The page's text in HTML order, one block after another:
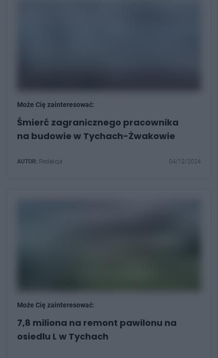
Może Cię zainteresować:
Śmierć zagranicznego pracownika
na budowie w Tychach-Żwakowie
AUTOR: Redakcja 04/12/2024
Może Cię zainteresować:
7,8 miliona na remont pawilonu na
osiedlu L w Tychach